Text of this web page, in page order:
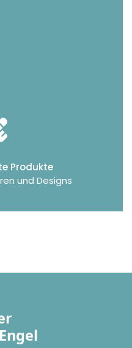
Produkte
und Designs